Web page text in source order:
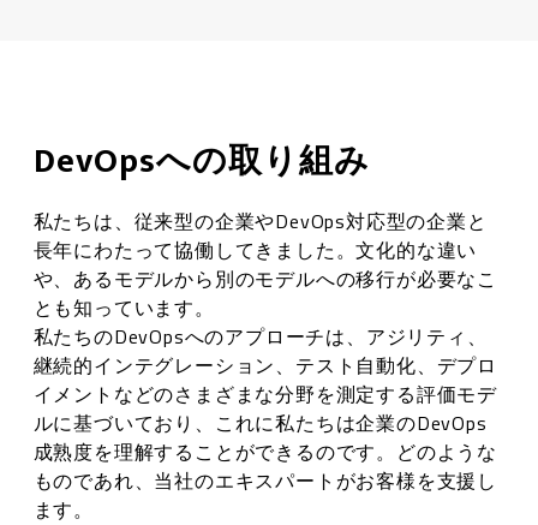
DevOpsへの取り組み
私たちは、従来型の企業やDevOps対応型の企業と
長年にわたって協働してきました。文化的な違い
や、あるモデルから別のモデルへの移行が必要なこ
とも知っています。
私たちのDevOpsへのアプローチは、アジリティ、
継続的インテグレーション、テスト自動化、デプロ
イメントなどのさまざまな分野を測定する評価モデ
ルに基づいており、これに私たちは企業のDevOps
成熟度を理解することができるのです。どのような
ものであれ、当社のエキスパートがお客様を支援し
ます。